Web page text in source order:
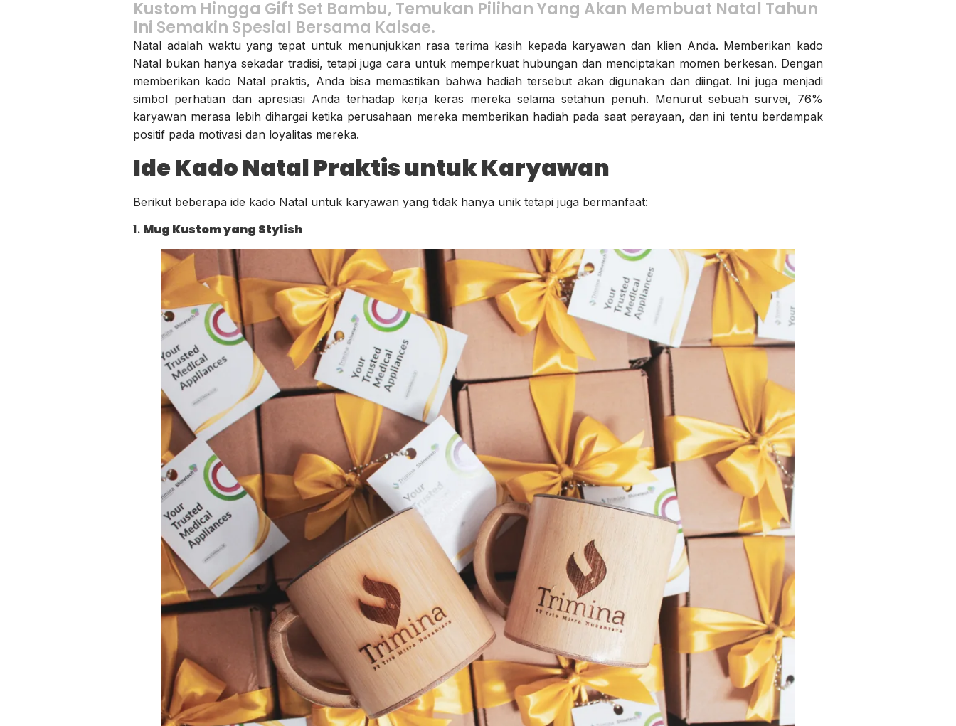
Kustom Hingga Gift Set Bambu, Temukan Pilihan Yang Akan Membuat Natal Tahun
Ini Semakin Spesial Bersama Kaisae.
Natal adalah waktu yang tepat untuk menunjukkan rasa terima kasih kepada karyawan dan klien Anda. Memberikan kado
Natal bukan hanya sekadar tradisi, tetapi juga cara untuk memperkuat hubungan dan menciptakan momen berkesan. Dengan
memberikan kado Natal praktis, Anda bisa memastikan bahwa hadiah tersebut akan digunakan dan diingat. Ini juga menjadi
simbol perhatian dan apresiasi Anda terhadap kerja keras mereka selama setahun penuh. Menurut sebuah survei, 76%
karyawan merasa lebih dihargai ketika perusahaan mereka memberikan hadiah pada saat perayaan, dan ini tentu berdampak
positif pada motivasi dan loyalitas mereka.
Ide Kado Natal Praktis untuk Karyawan
Berikut beberapa ide kado Natal untuk karyawan yang tidak hanya unik tetapi juga bermanfaat:
1. Mug Kustom yang Stylish